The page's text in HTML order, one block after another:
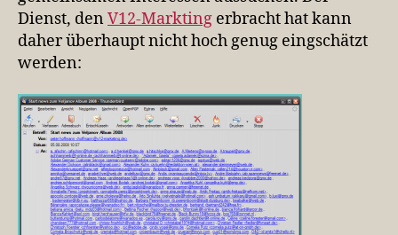
Dienst, den V12-Markting erbracht hat kann
daher überhaupt nicht hoch genug eingschätzt
werden: